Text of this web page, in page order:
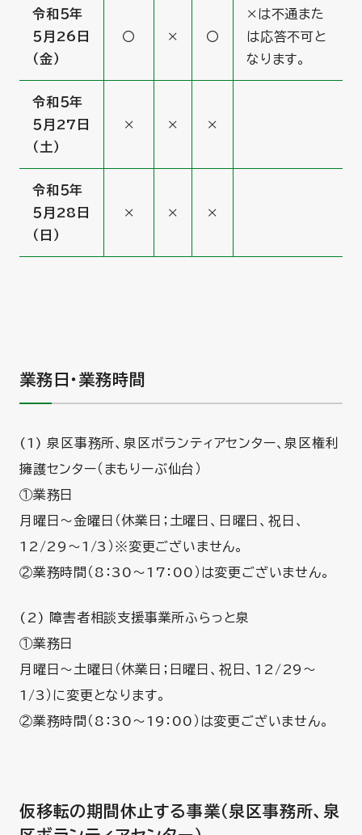
令和５年
５月26日
（金）
〇 × 〇
×は不通また
は応答不可と
なります。
令和５年
５月27日
（土）
× × ×
令和５年
５月28日
（日）
× × ×
業務日・業務時間
(1) 泉区事務所、泉区ボランティアセンター、泉区権利
擁護センター（まもりーぶ仙台）
①業務日
月曜日～金曜日（休業日；土曜日、日曜日、祝日、
12/29～1/3）※変更ございません。
②業務時間（8：30～17：00）は変更ございません。
(2) 障害者相談支援事業所ふらっと泉
①業務日
月曜日～土曜日（休業日；日曜日、祝日、12/29～
1/3）に変更となります。
②業務時間（8：30～19：00）は変更ございません。
仮移転の期間休止する事業（泉区事務所、泉